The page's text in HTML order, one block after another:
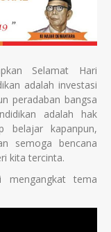
Selamat Hari
adalah investasi
peradaban bangsa
adalah hak
belajar kapanpun,
semoga bencana
kita tercinta.
tema